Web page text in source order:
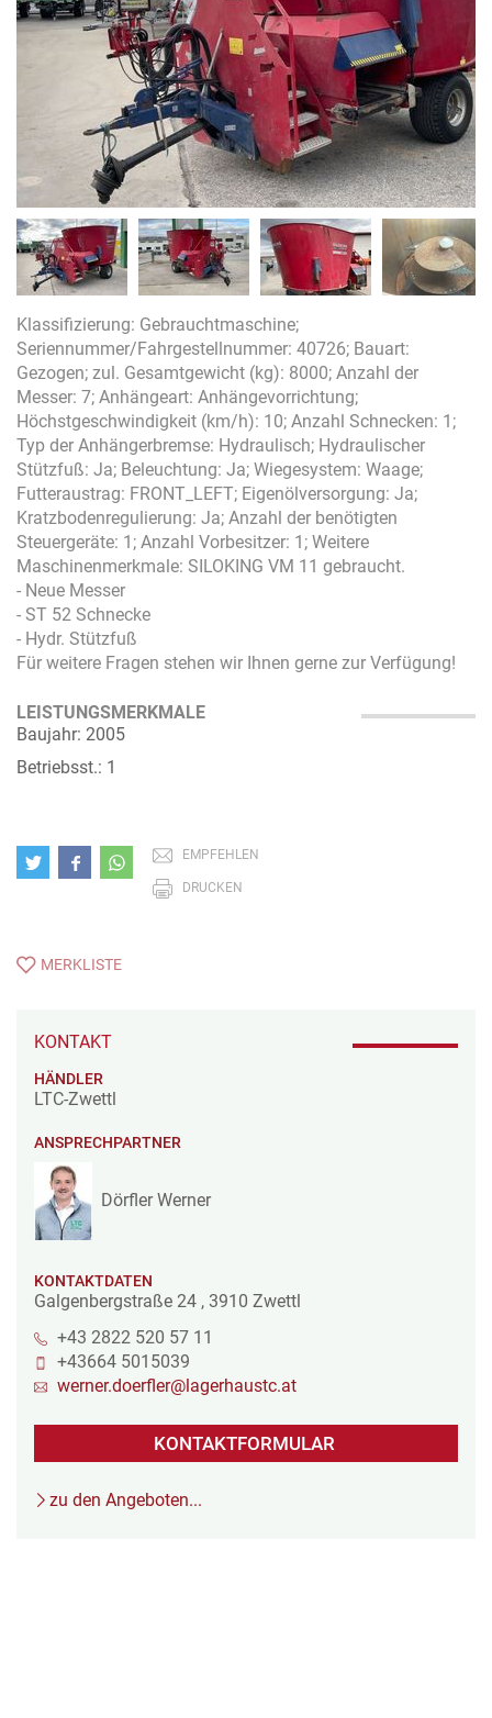
Klassifizierung: Gebrauchtmaschine;
Seriennummer/Fahrgestellnummer: 40726; Bauart:
Gezogen; zul. Gesamtgewicht (kg): 8000; Anzahl der
Messer: 7; Anhängeart: Anhängevorrichtung;
Höchstgeschwindigkeit (km/h): 10; Anzahl Schnecken: 1;
Typ der Anhängerbremse: Hydraulisch; Hydraulischer
Stützfuß: Ja; Beleuchtung: Ja; Wiegesystem: Waage;
Futteraustrag: FRONT_LEFT; Eigenölversorgung: Ja;
Kratzbodenregulierung: Ja; Anzahl der benötigten
Steuergeräte: 1; Anzahl Vorbesitzer: 1; Weitere
Maschinenmerkmale: SILOKING VM 11 gebraucht.
- Neue Messer
- ST 52 Schnecke
- Hydr. Stützfuß
Für weitere Fragen stehen wir Ihnen gerne zur Verfügung!
LEISTUNGSMERKMALE
Baujahr: 2005
Betriebsst.: 1
EMPFEHLEN
DRUCKEN
MERKLISTE
KONTAKT
HÄNDLER
LTC-Zwettl
ANSPRECHPARTNER
Dörfler Werner
KONTAKTDATEN
Galgenbergstraße 24 , 3910 Zwettl
+43 2822 520 57 11
+43664 5015039
werner.doerfler@lagerhaustc.at
KONTAKTFORMULAR
zu den Angeboten...